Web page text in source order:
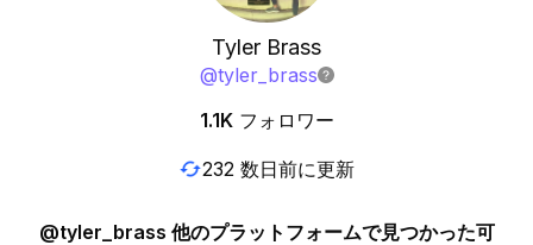
Tyler Brass
@tyler_brass
1.1K フォロワー
232 数日前に更新
@tyler_brass 他のプラットフォームで見つかった可